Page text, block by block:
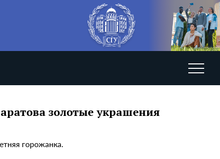
золотые украшения
горожанка.